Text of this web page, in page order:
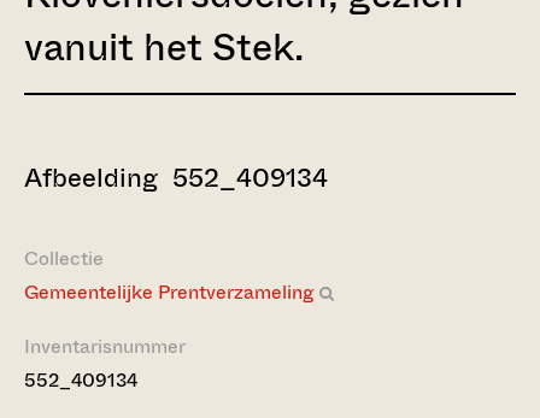
vanuit het Stek.
Afbeelding 552_409134
Collectie
Gemeentelijke Prentverzameling
Inventarisnummer
552_409134